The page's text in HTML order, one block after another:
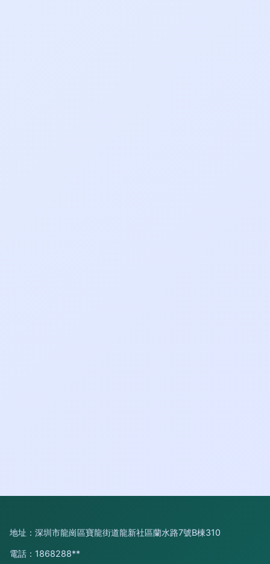
地址：深圳市龍崗區寶龍街道龍新社區蘭水路7號B棟310
電話：1868288**